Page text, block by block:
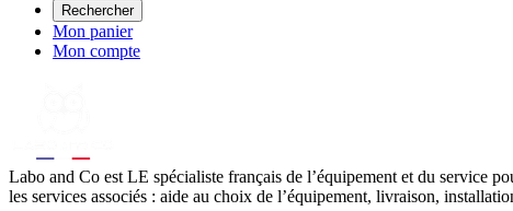
Rechercher
Mon panier
Mon compte
Labo and Co est LE spécialiste français de l’équipement et du service
les services associés : aide au choix de l’équipement, livraison,